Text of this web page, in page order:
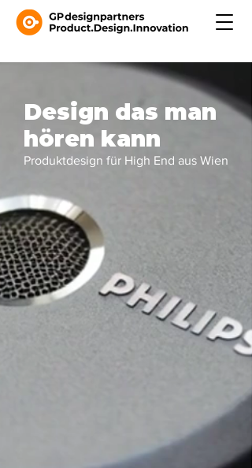
Design das man
hören kann
Produktdesign für High End aus Wien